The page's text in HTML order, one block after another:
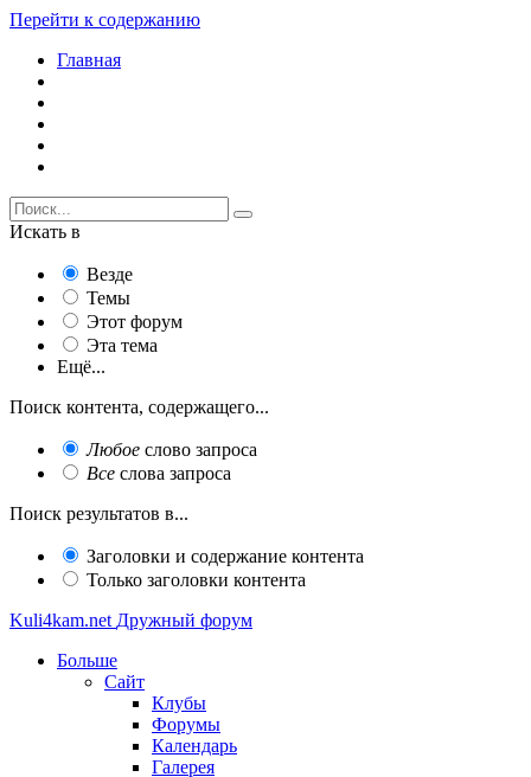
Перейти к содержанию
Главная
Искать в
Везде
Темы
Этот форум
Эта тема
Ещё...
Поиск контента, содержащего...
Любое слово запроса
Все слова запроса
Поиск результатов в...
Заголовки и содержание контента
Только заголовки контента
Kuli4kam.net Дружный форум
Больше
Сайт
Клубы
Форумы
Календарь
Галерея